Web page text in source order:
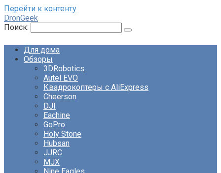
Перейти к контенту
DronGeek
Поиск:
Для дома
Обзоры
3DRobotics
Autel EVO
Квадрокоптеры с AliExpress
Cheerson
DJI
Eachine
GoPro
Holy Stone
Hubsan
JJRC
MJX